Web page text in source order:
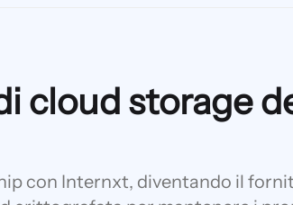
cloud storage
con Internxt, diventando il